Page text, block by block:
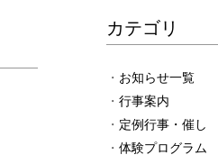
カテゴリ
お知らせ一覧
行事案内
定例行事・催し
体験プログラム